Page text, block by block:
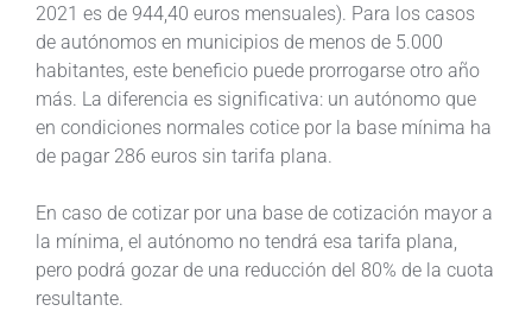
2021 es de 944,40 euros mensuales). Para los casos
de autónomos en municipios de menos de 5.000
habitantes, este beneficio puede prorrogarse otro año
más. La diferencia es significativa: un autónomo que
en condiciones normales cotice por la base mínima ha
de pagar 286 euros sin tarifa plana.
En caso de cotizar por una base de cotización mayor a
la mínima, el autónomo no tendrá esa tarifa plana,
pero podrá gozar de una reducción del 80% de la cuota
resultante.